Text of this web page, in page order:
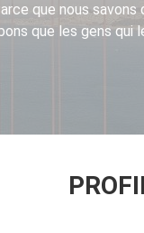
que nous
que les gens qui